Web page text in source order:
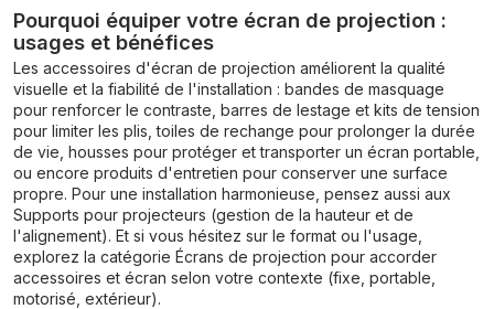
Pourquoi équiper votre écran de projection :
usages et bénéfices
Les accessoires d'écran de projection améliorent la qualité
visuelle et la fiabilité de l'installation : bandes de masquage
pour renforcer le contraste, barres de lestage et kits de tension
pour limiter les plis, toiles de rechange pour prolonger la durée
de vie, housses pour protéger et transporter un écran portable,
ou encore produits d'entretien pour conserver une surface
propre. Pour une installation harmonieuse, pensez aussi aux
Supports pour projecteurs (gestion de la hauteur et de
l'alignement). Et si vous hésitez sur le format ou l'usage,
explorez la catégorie Écrans de projection pour accorder
accessoires et écran selon votre contexte (fixe, portable,
motorisé, extérieur).